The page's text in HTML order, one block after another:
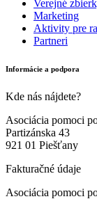
Verejné
Marketing
Aktivity pre
Partneri
Informácie a podpora
Kde nás nájdete?
Asociácia pomoci
Partizánska 43
921 01 Piešťany
Fakturačné údaje
Asociácia pomoci